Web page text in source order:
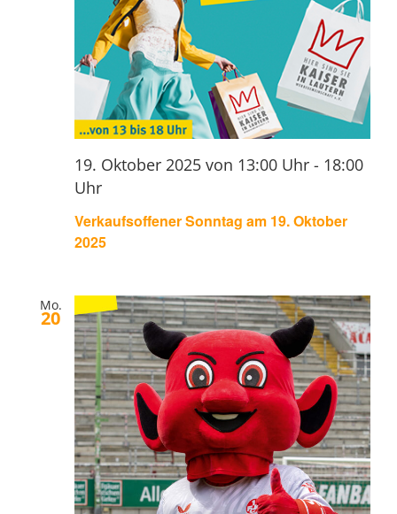
Verkaufsoffener Sonntag am 19. Oktober
2025
19. Oktober 2025 von 13:00 Uhr - 18:00
Uhr
Mo.
20